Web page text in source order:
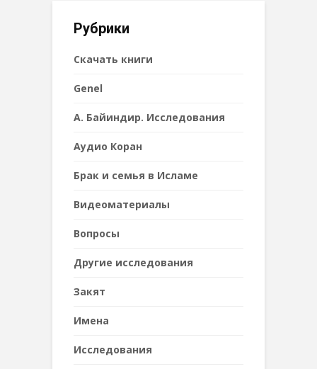
Рубрики
Cкачать книги
Genel
А. Байиндир. Исследования
Аудио Коран
Брак и семья в Исламе
Видеоматериалы
Вопросы
Другие исследования
Закят
Имена
Исследования